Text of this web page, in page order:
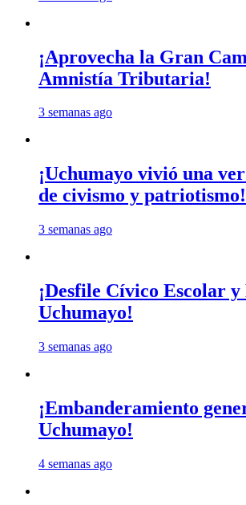
¡Aprovecha la Gran
Amnistía Tributaria!
3 semanas ago
¡Uchumayo vivió una
de civismo y patriotismo!
3 semanas ago
¡Desfile Cívico Escolar
Uchumayo!
3 semanas ago
¡Embanderamiento
Uchumayo!
4 semanas ago